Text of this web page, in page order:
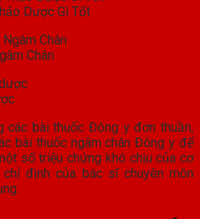
Dược Gì Tốt
Chân
các bài thuốc Đông y đơn thuần,
bài thuốc ngâm chân Đông y để
số triệu chứng khó chịu của cơ
định của bác sĩ chuyên môn